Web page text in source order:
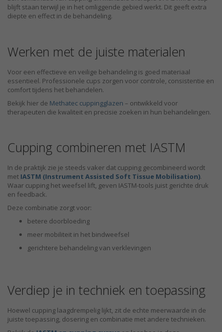
blijft staan terwijl je in het omliggende gebied werkt. Dit geeft extra
diepte en effect in de behandeling.
Werken met de juiste materialen
Voor een effectieve en veilige behandeling is goed materiaal
essentieel. Professionele cups zorgen voor controle, consistentie en
comfort tijdens het behandelen.
Bekijk hier de Methatec cuppingglazen – ontwikkeld voor
therapeuten die kwaliteit en precisie zoeken in hun behandelingen.
Cupping combineren met IASTM
In de praktijk zie je steeds vaker dat cupping gecombineerd wordt
met IASTM (Instrument Assisted Soft Tissue Mobilisation).
Waar cupping het weefsel lift, geven IASTM-tools juist gerichte druk
en feedback.
Deze combinatie zorgt voor:
betere doorbloeding
meer mobiliteit in het bindweefsel
gerichtere behandeling van verklevingen
Verdiep je in techniek en toepassing
Hoewel cupping laagdrempelig lijkt, zit de echte meerwaarde in de
juiste toepassing, dosering en combinatie met andere technieken.